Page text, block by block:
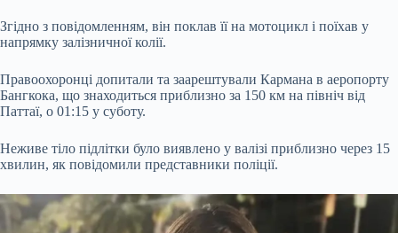
Згідно з повідомленням, він поклав її на мотоцикл і поїхав у
напрямку залізничної колії.
Правоохоронці допитали та заарештували Кармана в аеропорту
Бангкока, що знаходиться приблизно за 150 км на північ від
Паттаї, о 01:15 у суботу.
Неживе тіло підлітки було виявлено у валізі приблизно через 15
хвилин, як повідомили представники поліції.